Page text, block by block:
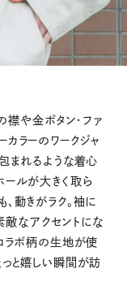
や金ボタン・ファ
ラーのワークジャ
まれるような着心
ールが大きく取ら
動きがラク。袖に
なアクセントにな
ラボ柄の生地が使
と嬉しい瞬間が訪